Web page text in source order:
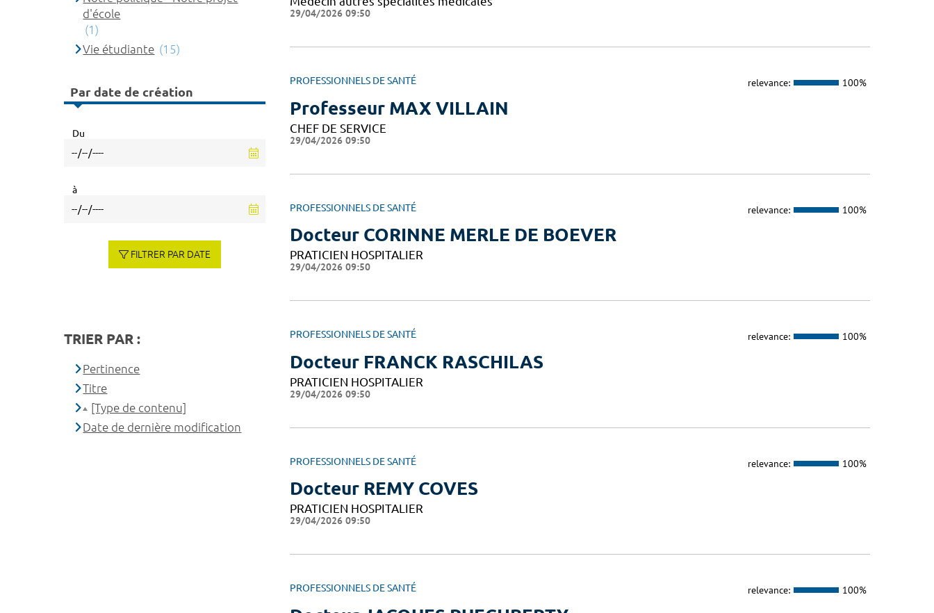
29/04/2026 09:50
PROFESSIONNELS DE SANTÉ relevance: 100%
Professeur MAX VILLAIN
CHEF DE SERVICE
29/04/2026 09:50
PROFESSIONNELS DE SANTÉ relevance: 100%
Docteur CORINNE MERLE DE BOEVER
PRATICIEN HOSPITALIER
29/04/2026 09:50
PROFESSIONNELS DE SANTÉ relevance: 100%
Docteur FRANCK RASCHILAS
PRATICIEN HOSPITALIER
29/04/2026 09:50
PROFESSIONNELS DE SANTÉ relevance: 100%
Docteur REMY COVES
PRATICIEN HOSPITALIER
29/04/2026 09:50
PROFESSIONNELS DE SANTÉ relevance: 100%
d'école
(1)
Vie étudiante (15)
Par date de création
Du
à
FILTRER PAR DATE
TRIER PAR :
Pertinence
Titre
[Type de contenu]
Date de dernière modification